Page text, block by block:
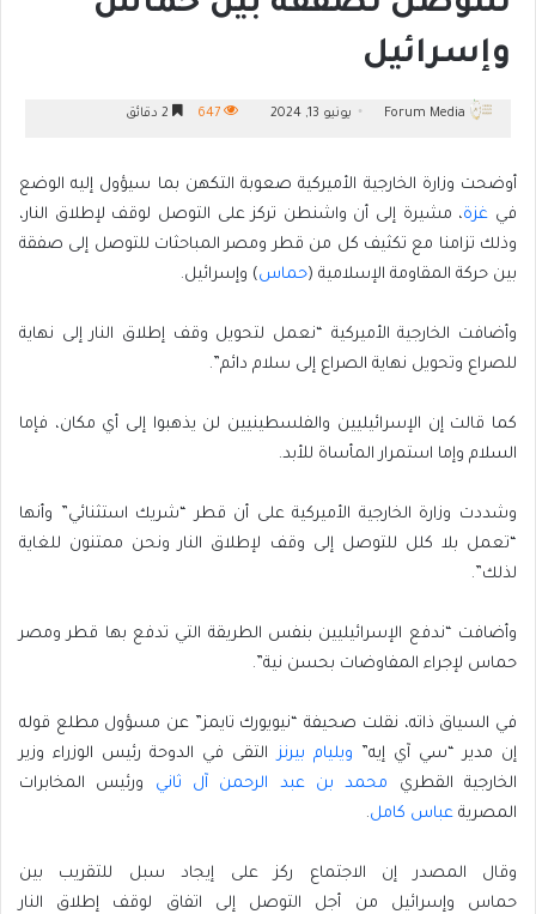
وإسرائيل
Forum Media يونيو 13, 2024
أوضحت وزارة الخارجية الأميركية صعوبة التكهن بما سيؤول إليه الوضع
في غزة، مشيرة إلى أن واشنطن تركز على التوصل لوقف لإطلاق النار،
وذلك تزامنا مع تكثيف كل من قطر ومصر المباحثات للتوصل إلى صفقة
بين حركة المقاومة الإسلامية (حماس ) وإسرائيل.
وأضافت الخارجية الأميركية “نعمل لتحويل وقف إطلاق النار إلى نهاية
للصراع وتحويل نهاية الصراع إلى سلام دائم”.
كما قالت إن الإسرائيليين والفلسطينيين لن يذهبوا إلى أي مكان، فإما
السلام وإما استمرار المأساة للأبد.
وشددت وزارة الخارجية الأميركية على أن قطر “شريك استثنائي” وأنها
“تعمل بلا كلل للتوصل إلى وقف لإطلاق النار ونحن ممتنون للغاية
لذلك”.
وأضافت “ندفع الإسرائيليين بنفس الطريقة التي تدفع بها قطر ومصر
حماس لإجراء المفاوضات بحسن نية”.
في السياق ذاته، نقلت صحيفة “نيويورك تايمز” عن مسؤول مطلع قوله
إن مدير “سي آي إيه” ويليام بيرنز التقى في الدوحة رئيس الوزراء وزير
الخارجية القطري محمد بن عبد الرحمن آل ثاني ورئيس المخابرات
المصرية عباس كامل.
وقال المصدر إن الاجتماع ركز على إيجاد سبل للتقريب بين
حماس وإسرائيل من أجل التوصل إلى اتفاق لوقف إطلاق النار